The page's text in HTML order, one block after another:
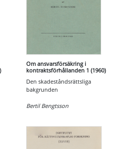
Om ansvarsförsäkring i
kontraktsförhållanden 1 (1960)
Den skadeståndsrättsliga
bakgrunden
Bertil Bengtsson